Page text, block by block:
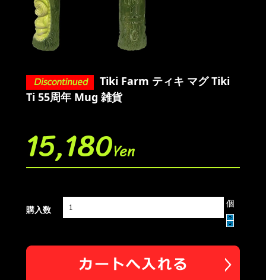
Tiki Farm ティキ マグ Tiki
Ti 55周年 Mug 雑貨
15,180Yen
購入数
個